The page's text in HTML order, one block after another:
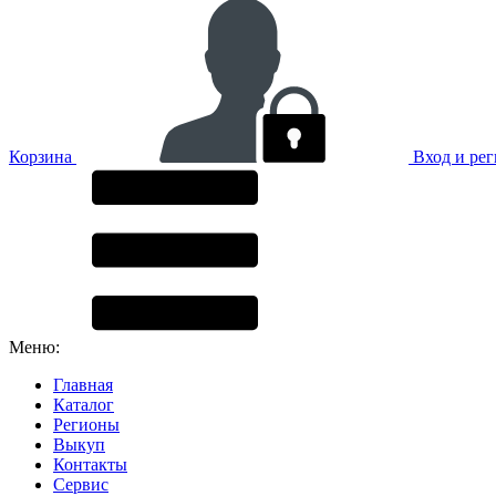
Корзина Вход и
Меню:
Главная
Каталог
Регионы
Выкуп
Контакты
Сервис